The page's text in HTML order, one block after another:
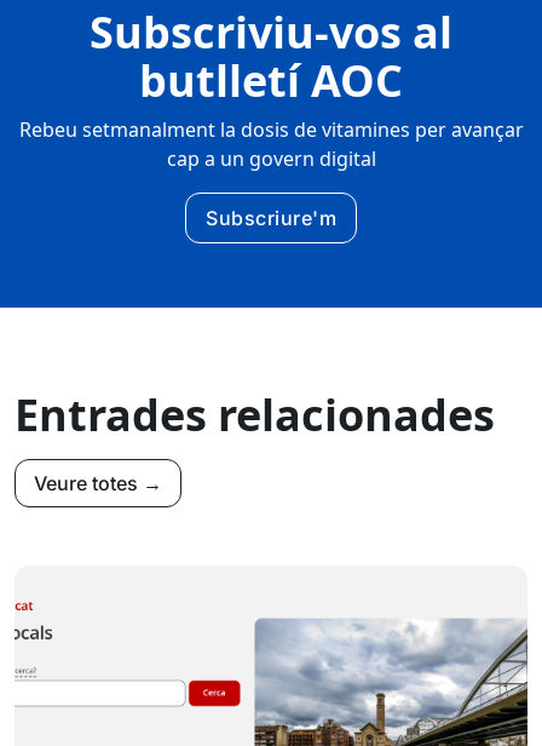
Subscriviu-vos al
butlletí AOC
Rebeu setmanalment la dosis de vitamines per avançar
cap a un govern digital
Subscriure'm
Entrades relacionades
Veure totes →